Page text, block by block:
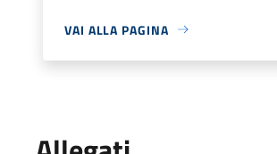
VAI ALLA PAGINA